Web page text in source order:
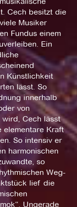
Cech besitzt die
Musiker
Fundus einem
Ein
Künstlichkeit
lässt. So
innerhalb
von
Cech lässt
elementare Kraft
So intensiv er
harmonischen
so
Weg-
lief die
Ungerade